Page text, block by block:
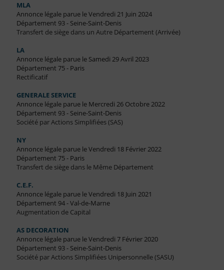
MLA
Annonce légale parue le Vendredi 21 Juin 2024
Département 93 - Seine-Saint-Denis
Transfert de siège dans un Autre Département (Arrivée)
LA
Annonce légale parue le Samedi 29 Avril 2023
Département 75 - Paris
Rectificatif
GENERALE SERVICE
Annonce légale parue le Mercredi 26 Octobre 2022
Département 93 - Seine-Saint-Denis
Société par Actions Simplifiées (SAS)
NY
Annonce légale parue le Vendredi 18 Février 2022
Département 75 - Paris
Transfert de siège dans le Même Département
C.E.F.
Annonce légale parue le Vendredi 18 Juin 2021
Département 94 - Val-de-Marne
Augmentation de Capital
AS DECORATION
Annonce légale parue le Vendredi 7 Février 2020
Département 93 - Seine-Saint-Denis
Société par Actions Simplifiées Unipersonnelle (SASU)